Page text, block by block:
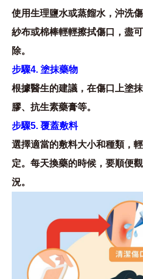
使用生理鹽水或蒸餾水，沖洗
紗布或棉棒輕輕擦拭傷口，盡
除。
步驟4. 塗抹藥物
根據醫生的建議，在傷口上塗
膠、抗生素藥膏等。
步驟5. 覆蓋敷料
選擇適當的敷料大小和種類，
定。 每天換藥的時候，要順便
況。